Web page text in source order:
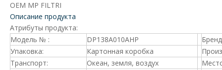
OEM MP FILTRI
Описание продукта
Атрибуты продукта:
Модель № :
DP138A010AHP
Упаковка:
Картонная коробка
Транспорт:
Океан, земля, воздух